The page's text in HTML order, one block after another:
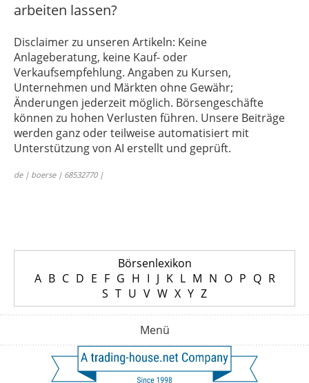
arbeiten lassen?
Disclaimer zu unseren Artikeln: Keine
Anlageberatung, keine Kauf- oder
Verkaufsempfehlung. Angaben zu Kursen,
Unternehmen und Märkten ohne Gewähr;
Änderungen jederzeit möglich. Börsengeschäfte
können zu hohen Verlusten führen. Unsere Beiträge
werden ganz oder teilweise automatisiert mit
Unterstützung von AI erstellt und geprüft.
de | boerse | 68532770 |
Börsenlexikon
A B C D E F G H I J K L M N O P Q R
S T U V W X Y Z
Menü